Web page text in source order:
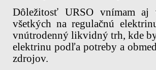
Dôležitosť URSO vnímam aj
všetkých na regulačnú
vnútrodenný likvidný trh, kde
elektrinu podľa potreby a
zdrojov.